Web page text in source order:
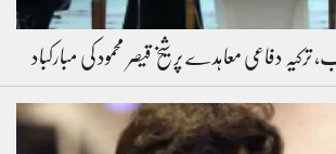
ترکیہ دفاعی معاہدے پر شیخ قیصر محمود کی مبارکباد